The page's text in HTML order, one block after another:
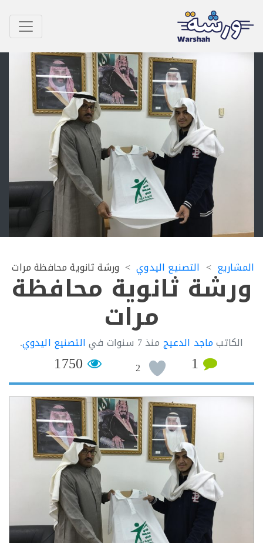
التصنيع اليدوي ورشة ثانوية محافظة مرات
ثانوية محافظة
مرات
ماجد الدعيجمنذ7 سنوات فيالتصنيع اليدوي.
1
2
1750